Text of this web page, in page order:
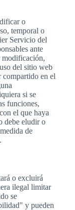
o
temporal o
Servicio del
ante
modificación,
del sitio web
compartido en el
si se
funciones,
el que haya
debe eludir o
de
o excluirá
ilegal limitar
se
y pueden